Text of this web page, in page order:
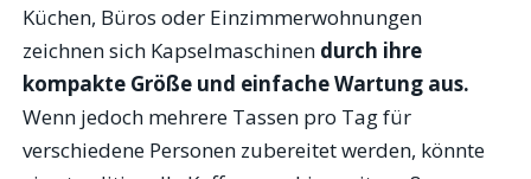
Küchen, Büros oder Einzimmerwohnungen
zeichnen sich Kapselmaschinen durch ihre
kompakte Größe und einfache Wartung aus.
Wenn jedoch mehrere Tassen pro Tag für
verschiedene Personen zubereitet werden, könnte